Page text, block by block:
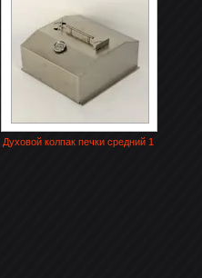
Духовой колпак печки средний 1